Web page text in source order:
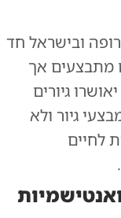
ובישראל חד
מתבצעים אך
גיורים
גיור ולא
לחיים